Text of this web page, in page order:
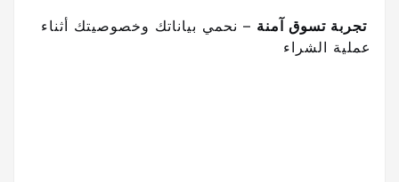
تجربة تسوق آمنة – نحمي بياناتك وخصوصيتك أثناء
عملية الشراء